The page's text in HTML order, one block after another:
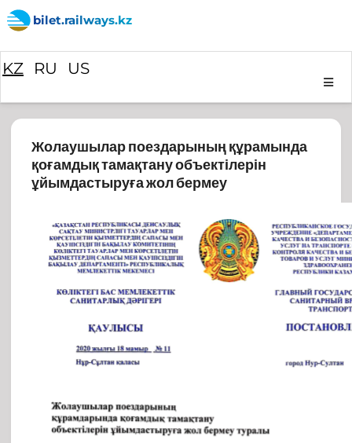
bilet.railways.kz
KZ RU US
Жолаушылар поездарының құрамында
қоғамдық тамақтану объектілерін
ұйымдастыруға жол бермеу